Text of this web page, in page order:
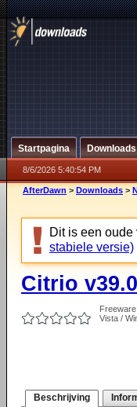
Startpagina Downloads
8/6/2026 5:40:54 PM
AfterDawn > Downloads >
Dit is een
stabiele versie)
Citrio
Freeware
Vista /
Beschrijving